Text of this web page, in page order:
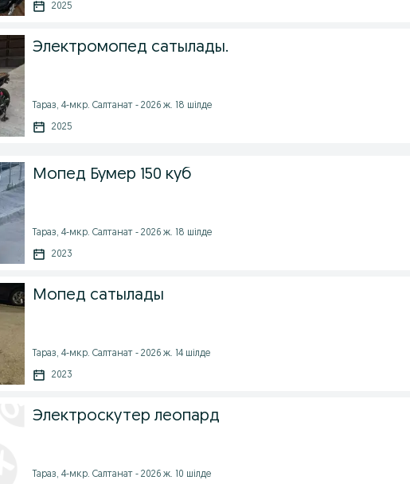
2025
Электромопед сатылады.
Тараз, 4-мкр. Салтанат - 2026 ж. 18 шілде
2025
Мопед Бумер 150 куб
Тараз, 4-мкр. Салтанат - 2026 ж. 18 шілде
2023
Мопед сатылады
Тараз, 4-мкр. Салтанат - 2026 ж. 14 шілде
2023
Электроскутер леопард
Тараз, 4-мкр. Салтанат - 2026 ж. 10 шілде